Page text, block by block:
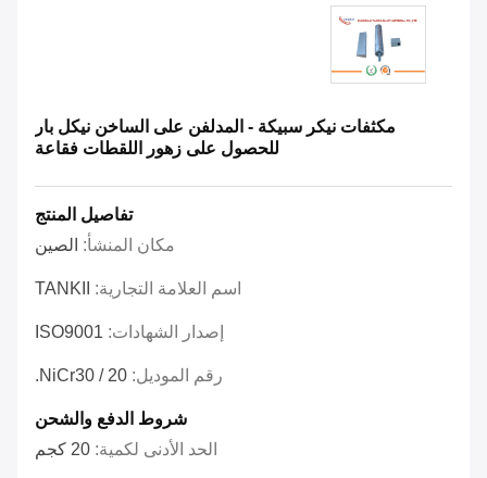
مكثفات نيكر سبيكة - المدلفن على الساخن نيكل بار
للحصول على زهور اللقطات فقاعة
تفاصيل المنتج
مكان المنشأ: الصين
اسم العلامة التجارية: TANKII
إصدار الشهادات: ISO9001
رقم الموديل: NiCr30 / 20.
شروط الدفع والشحن
الحد الأدنى لكمية: 20 كجم